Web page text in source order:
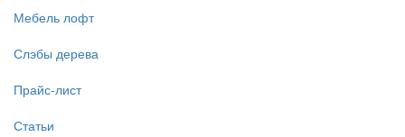
Мебель лофт
Слэбы дерева
Прайс-лист
Статьи